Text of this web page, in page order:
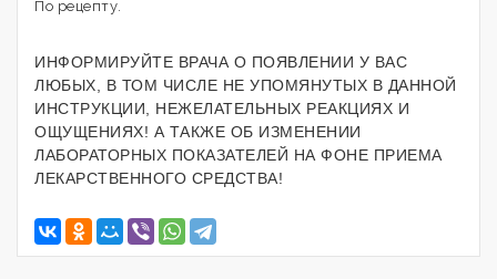
По рецепту.
ИНФОРМИРУЙТЕ ВРАЧА О ПОЯВЛЕНИИ У ВАС
ЛЮБЫХ, В ТОМ ЧИСЛЕ НЕ УПОМЯНУТЫХ В ДАННОЙ
ИНСТРУКЦИИ, НЕЖЕЛАТЕЛЬНЫХ РЕАКЦИЯХ И
ОЩУЩЕНИЯХ! А ТАКЖЕ ОБ ИЗМЕНЕНИИ
ЛАБОРАТОРНЫХ ПОКАЗАТЕЛЕЙ НА ФОНЕ ПРИЕМА
ЛЕКАРСТВЕННОГО СРЕДСТВА!